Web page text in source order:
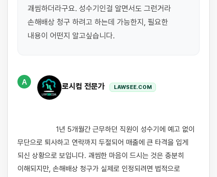
괘씸하더라구요. 성수기인걸 알면서도 그런거라
손해배상 청구 하려고 하는데 가능한지, 필요한
내용이 어떤지 알고싶습니다.
A
로시컴 전문가 LAWSEE.COM
무단으로 퇴사하고 연락까지 두절되어 매출에 큰 타격을 입게
되신 상황으로 보입니다. 괘씸한 마음이 드시는 것은 충분히
이해되지만, 손해배상 청구가 실제로 인정되려면 법적으로